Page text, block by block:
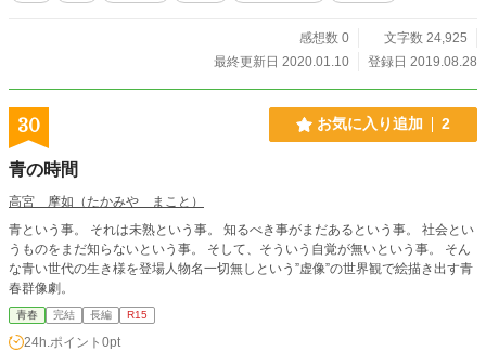
感想数 0
文字数 24,925
最終更新日 2020.01.10
登録日 2019.08.28
30 お気に入り追加 2
青の時間
高宮 摩如（たかみや まこと）
青という事。 それは未熟という事。 知るべき事がまだあるという事。 社会とい
うものをまだ知らないという事。 そして、そういう自覚が無いという事。 そん
な青い世代の生き様を登場人物名一切無しという”虚像”の世界観で絵描き出す青
春群像劇。
青春 完結 長編 R15
24h.ポイント 0pt